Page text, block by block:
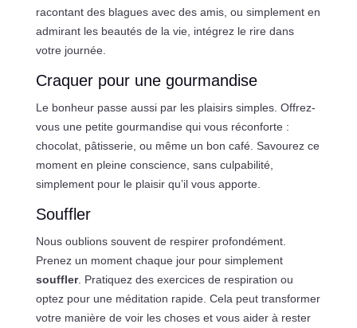
racontant des blagues avec des amis, ou simplement en
admirant les beautés de la vie, intégrez le rire dans
votre journée.
Craquer pour une gourmandise
Le bonheur passe aussi par les plaisirs simples. Offrez-
vous une petite gourmandise qui vous réconforte :
chocolat, pâtisserie, ou même un bon café. Savourez ce
moment en pleine conscience, sans culpabilité,
simplement pour le plaisir qu’il vous apporte.
Souffler
Nous oublions souvent de respirer profondément.
Prenez un moment chaque jour pour simplement
souffler. Pratiquez des exercices de respiration ou
optez pour une méditation rapide. Cela peut transformer
votre manière de voir les choses et vous aider à rester